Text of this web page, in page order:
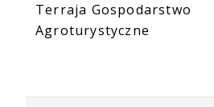
Terraja Gospodarstwo
Agroturystyczne